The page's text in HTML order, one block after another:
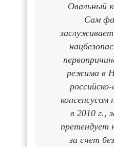
Овальный
Сам
режима в
в 2010 г.,
претендует
за счет